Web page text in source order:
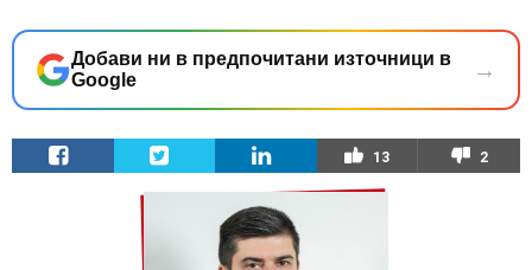
Добави ни в предпочитани източници в
Google
→
13 2